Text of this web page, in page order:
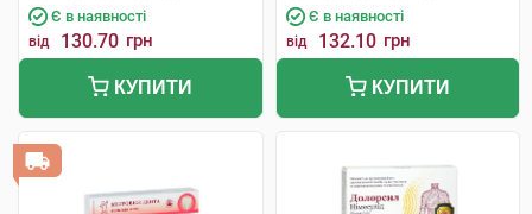
Є в наявності
від 130.70 грн
КУПИТИ
Є в наявності
від 132.10 грн
КУПИТИ